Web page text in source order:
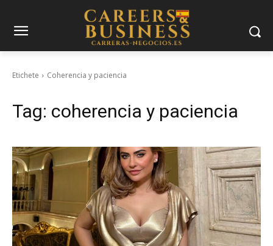
Etichete Coherencia y paciencia
Tag: coherencia y paciencia